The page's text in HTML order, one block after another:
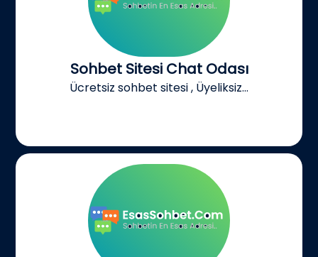
Sohbet Sitesi Chat Odası
Ücretsiz sohbet sitesi , Üyeliksiz...